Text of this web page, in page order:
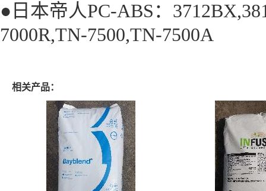
●日本帝人PC-ABS：
7000R,TN-7500,TN-7500A
相关产品：